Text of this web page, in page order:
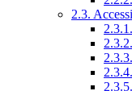
2.3.